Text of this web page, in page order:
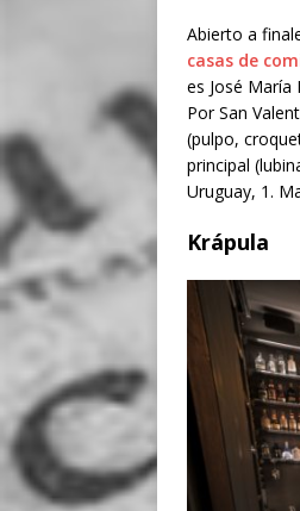
Abierto a
casas de
es José María
Por San
(pulpo,
principal
Uruguay, 1.
Krápula